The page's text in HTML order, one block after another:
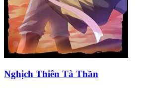
Nghịch Thiên Tà Thần